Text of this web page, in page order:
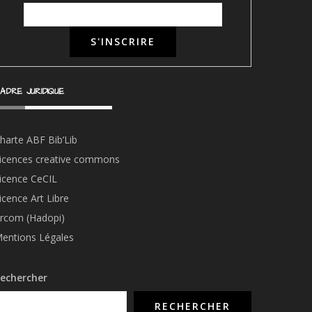
JURIDIQUE
ABF Bib’Lib
creative commons
CeCIL
Art Libre
(Hadopi)
Légales
RECHERCHER